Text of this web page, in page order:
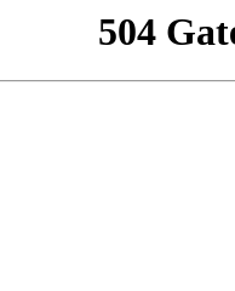
504